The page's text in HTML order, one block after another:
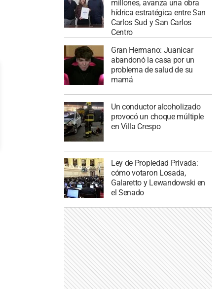
millones, avanza una obra
hídrica estratégica entre San
Carlos Sud y San Carlos
Centro
Gran Hermano: Juanicar
abandonó la casa por un
problema de salud de su
mamá
Un conductor alcoholizado
provocó un choque múltiple
en Villa Crespo
Ley de Propiedad Privada:
cómo votaron Losada,
Galaretto y Lewandowski en
el Senado